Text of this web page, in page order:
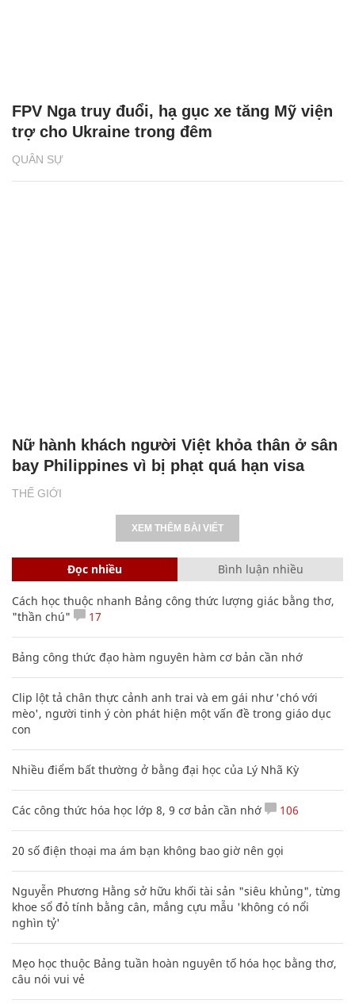
QUÂN SỰ
FPV Nga truy đuổi, hạ gục xe tăng Mỹ viện
trợ cho Ukraine trong đêm
THẾ GIỚI
Nữ hành khách người Việt khỏa thân ở sân
bay Philippines vì bị phạt quá hạn visa
XEM THÊM BÀI VIẾT
Đọc nhiều Bình luận nhiều
Cách học thuộc nhanh Bảng công thức lượng giác bằng thơ,
"thần chú"
17
Bảng công thức đạo hàm nguyên hàm cơ bản cần nhớ
Clip lột tả chân thực cảnh anh trai và em gái như 'chó với
mèo', người tinh ý còn phát hiện một vấn đề trong giáo dục
con
Nhiều điểm bất thường ở bằng đại học của Lý Nhã Kỳ
Các công thức hóa học lớp 8, 9 cơ bản cần nhớ 106
20 số điện thoại ma ám bạn không bao giờ nên gọi
Nguyễn Phương Hằng sở hữu khối tài sản "siêu khủng", từng
khoe sổ đỏ tính bằng cân, mắng cựu mẫu 'không có nổi
nghìn tỷ'
Mẹo học thuộc Bảng tuần hoàn nguyên tố hóa học bằng thơ,
câu nói vui vẻ